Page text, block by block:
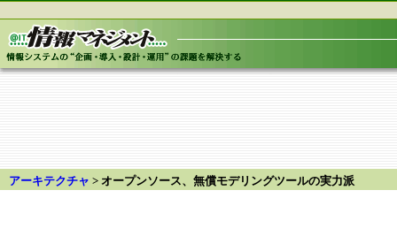
アーキテクチャ > オープンソース、無償モデリングツールの実力派